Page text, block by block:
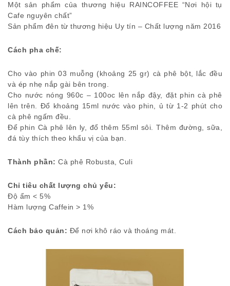
Một sản phẩm của thương hiệu RAINCOFFEE “Nơi hội tụ
Cafe nguyên chất”
Sản phẩm đên từ thương hiệu Uy tín – Chất lượng năm 2016
Cách pha chế:
Cho vào phin 03 muỗng (khoảng 25 gr) cà phê bột, lắc đều
và ép nhẹ nắp gài bên trong.
Cho nước nóng 960c – 100oc lên nắp đậy, đặt phin cà phê
lên trên. Đổ khoảng 15ml nước vào phin, ủ từ 1-2 phút cho
cà phê ngấm đều.
Để phin Cà phê lên ly, đổ thêm 55ml sôi. Thêm đường, sữa,
đá tùy thích theo khẩu vị của bạn.
Thành phần: Cà phê Robusta, Culi
Chỉ tiêu chất lượng chủ yếu:
Độ ẩm < 5%
Hàm lượng Caffein > 1%
Cách bảo quản: Để nơi khô ráo và thoáng mát.